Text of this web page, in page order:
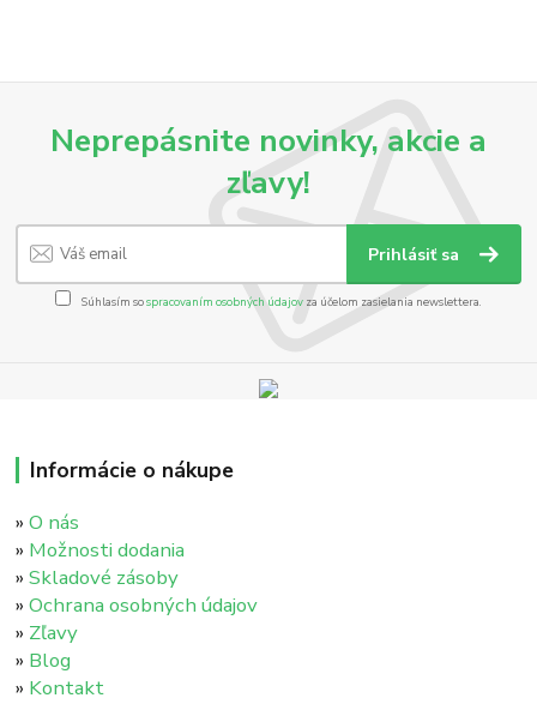
Neprepásnite novinky, akcie a
zľavy!
Prihlásiť sa
Súhlasím sospracovaním osobných údajov za účelom zasielania newslettera.
Informácie o nákupe
»O nás
» Možnosti dodania
»Skladové zásoby
»Ochrana osobných údajov
» Zľavy
» Blog
» Kontakt